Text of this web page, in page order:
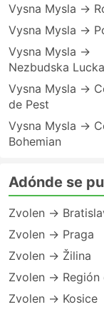
Vysna Mysla →
Vysna Mysla →
Vysna Mysla →
Nezbudska
Vysna Mysla →
de Pest
Vysna Mysla →
Bohemian
Adónde se
Zvolen →
Zvolen → Praga
Zvolen → Žilina
Zvolen → Región
Zvolen → Kosice